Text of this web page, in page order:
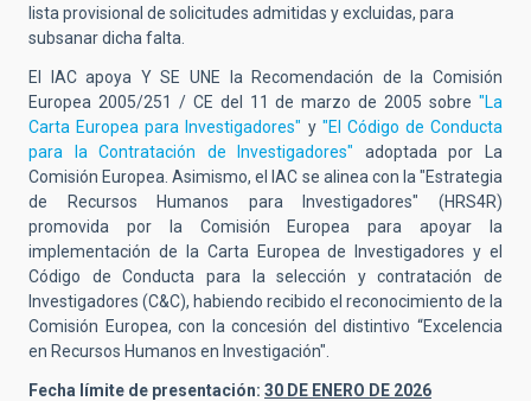
lista provisional de solicitudes admitidas y excluidas, para
subsanar dicha falta.
El IAC apoya Y SE UNE la Recomendación de la Comisión
Europea 2005/251 / CE del 11 de marzo de 2005 sobre "La
Carta Europea para Investigadores" y "El Código de Conducta
para la Contratación de Investigadores" adoptada por La
Comisión Europea. Asimismo, el IAC se alinea con la "Estrategia
de Recursos Humanos para Investigadores" (HRS4R)
promovida por la Comisión Europea para apoyar la
implementación de la Carta Europea de Investigadores y el
Código de Conducta para la selección y contratación de
Investigadores (C&C), habiendo recibido el reconocimiento de la
Comisión Europea, con la concesión del distintivo “Excelencia
en Recursos Humanos en Investigación".
Fecha límite de presentación: 30 DE ENERO DE 2026